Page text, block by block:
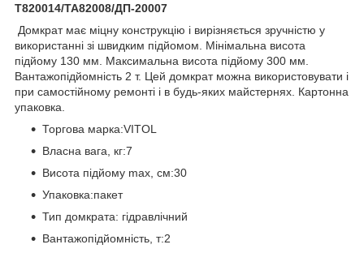
T820014/TA82008/ДП-20007
Домкрат має міцну конструкцію і вирізняється зручністю у
використанні зі швидким підйомом. Мінімальна висота
підйому 130 мм. Максимальна висота підйому 300 мм.
Вантажопідйомність 2 т. Цей домкрат можна використовувати і
при самостійному ремонті і в будь-яких майстернях. Картонна
упаковка.
Торгова марка:VITOL
Власна вага, кг:7
Висота підйому max, см:30
Упаковка:пакет
Тип домкрата: гідравлічний
Вантажопідйомність, т:2